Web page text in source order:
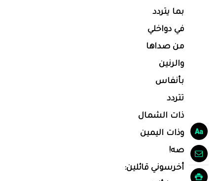
بما يتردد
في دواخلي
من صداها
والرنين
بأنفاس
تتردد
ذات الشمال
وذات اليمين
صه!
أخرسوني قائلين: